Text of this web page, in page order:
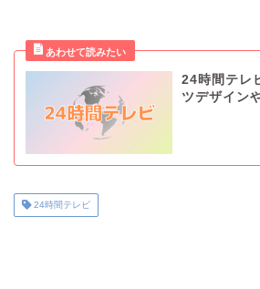
24時間テレ
ツデザイン
24時間テレビ